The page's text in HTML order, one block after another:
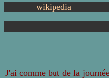
wikipedia
J'ai comme but de la